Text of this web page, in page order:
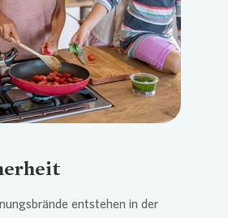
entstehen in der